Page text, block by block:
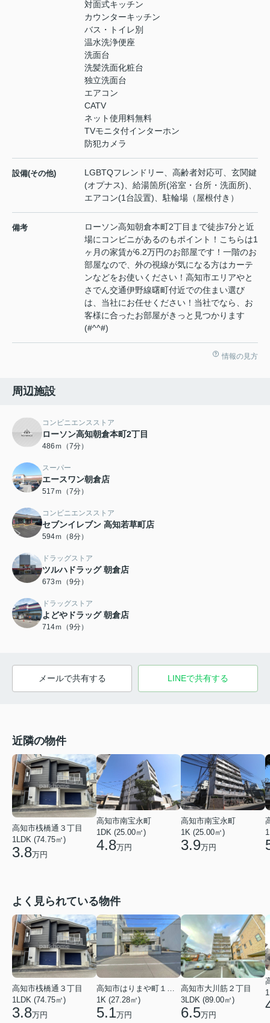
対面式キッチン
カウンターキッチン
バス・トイレ別
温水洗浄便座
洗面台
洗髪洗面化粧台
独立洗面台
エアコン
CATV
ネット使用料無料
TVモニタ付インターホン
防犯カメラ
設備(その他)
LGBTQフレンドリー、高齢者対応可、玄関鍵
(オプナス)、給湯箇所(浴室・台所・洗面所)、
エアコン(1台設置)、駐輪場（屋根付き）
備考
ローソン高知朝倉本町2丁目まで徒歩7分と近
場にコンビニがあるのもポイント！こちらは1
ヶ月の家賃が6.2万円のお部屋です！一階のお
部屋なので、外の視線が気になる方はカーテ
ンなどをお使いください！高知市エリアやと
さでん交通伊野線曙町付近での住まい選び
は、当社にお任せください！当社でなら、お
客様に合ったお部屋がきっと見つかります
(#^^#)
情報の見方
周辺施設
コンビニエンスストア
ローソン高知朝倉本町2丁目
486ｍ（7分）
スーパー
エースワン朝倉店
517ｍ（7分）
コンビニエンスストア
セブンイレブン 高知若草町店
594ｍ（8分）
ドラッグストア
ツルハドラッグ 朝倉店
673ｍ（9分）
ドラッグストア
よどやドラッグ 朝倉店
714ｍ（9分）
メールで共有する LINEで共有する
近隣の物件
高知市桟橋通３丁目
1LDK (74.75㎡)
3.8万円
高知市南宝永町
1DK (25.00㎡)
4.8万円
高知市南宝永町
1K (25.00㎡)
3.9万円
よく見られている物件
高知市桟橋通３丁目
1LDK (74.75㎡)
3.8万円
高知市はりまや町１丁目
1K (27.28㎡)
5.1万円
高知市大川筋２丁目
3LDK (89.00㎡)
6.5万円